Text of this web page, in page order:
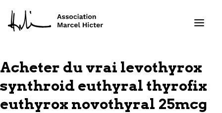
Formations
Services
Acheter du vrai levothyrox
synthroid euthyral thyrofix
euthyrox novothyral 25mcg